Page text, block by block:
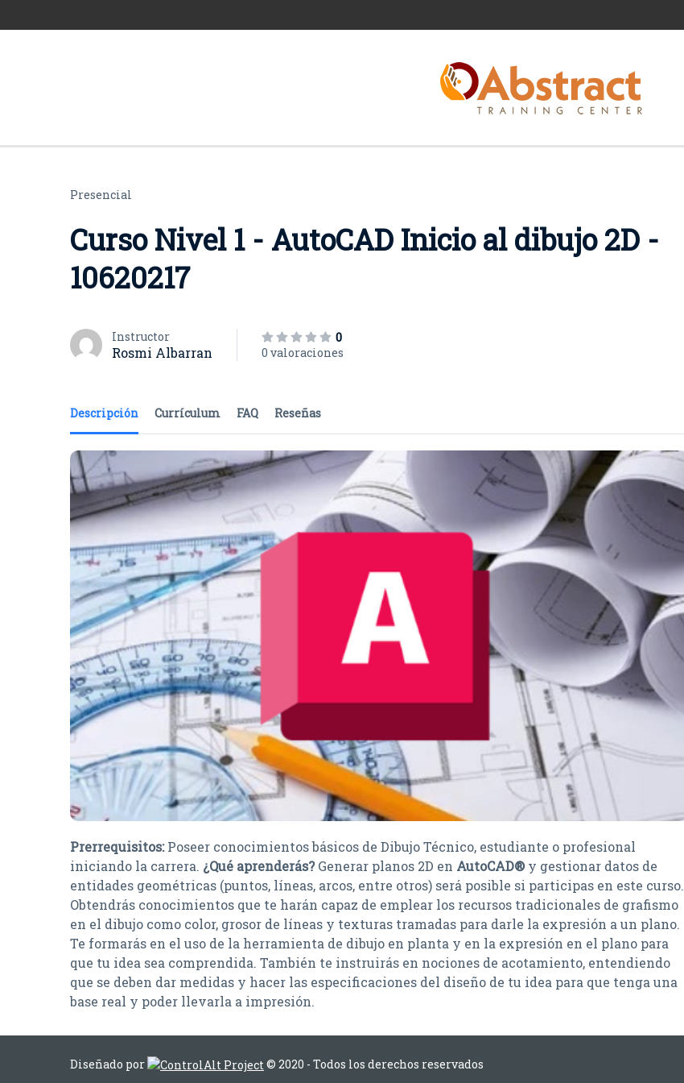
Presencial
Curso Nivel 1 - AutoCAD Inicio al dibujo 2D -
10620217
Instructor
Rosmi Albarran
0
0 valoraciones
Descripción Currículum FAQ Reseñas
Prerrequisitos:Poseer conocimientos básicos de Dibujo Técnico, estudiante o profesional
iniciando la carrera. ¿Qué aprenderás?Generar planos 2D en AutoCAD®y gestionar datos de
entidades geométricas (puntos, líneas, arcos, entre otros) será posible si participas en este curso.
Obtendrás conocimientos que te harán capaz de emplear los recursos tradicionales de grafismo
en el dibujo como color, grosor de líneas y texturas tramadas para darle la expresión a un plano.
Te formarás en el uso de la herramienta de dibujo en planta y en la expresión en el plano para
que tu idea sea comprendida. También te instruirás en nociones de acotamiento, entendiendo
que se deben dar medidas y hacer las especificaciones del diseño de tu idea para que tenga una
base real y poder llevarla a impresión.
Diseñado por © 2020 - Todos los derechos reservados